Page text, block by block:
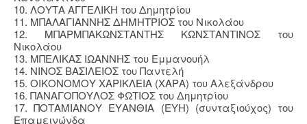
10. ΛΟΥΤΑ ΑΓΓΕΛΙΚΗ του Δημητρίου
11. ΜΠΑΛΑΓΙΑΝΝΗΣ ΔΗΜΗΤΡΙΟΣ του Νικολάου
12. ΜΠΑΡΜΠΑΚΩΝΣΤΑΝΤΗΣ ΚΩΝΣΤΑΝΤΙΝΟΣ του
Νικολάου
13. ΜΠΕΛΙΚΑΣ ΙΩΑΝΝΗΣ του Εμμανουήλ
14. ΝΙΝΟΣ ΒΑΣΙΛΕΙΟΣ του Παντελή
15. ΟΙΚΟΝΟΜΟΥ ΧΑΡΙΚΛΕΙΑ (ΧΑΡΑ) του Αλεξάνδρου
16. ΠΑΝΑΓΟΠΟΥΛΟΣ ΦΩΤΙΟΣ του Δημητρίου
17. ΠΟΤΑΜΙΑΝΟΥ ΕΥΑΝΘΙΑ (ΕΥΗ) (συνταξιούχος) του
Επαμεινώνδα